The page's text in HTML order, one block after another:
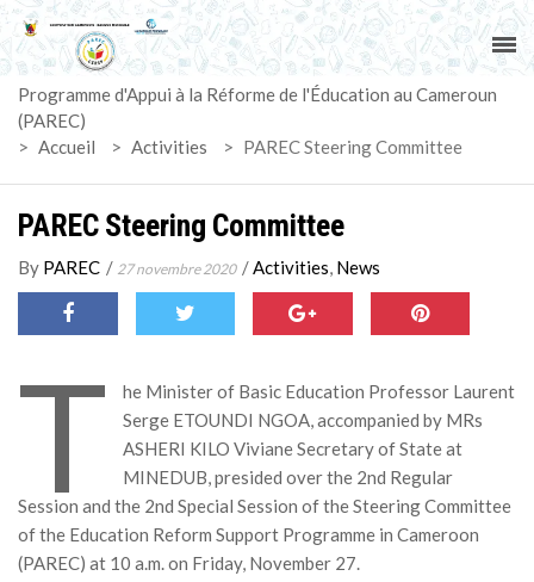
ACCUEIL
PAREC
ACTUALITÉS
LE CG
ACTIVITÉS
SUIVI-EVALUATION
MÉDIA
Programme d'Appui à la Réforme de l'Éducation au Cameroun
(PAREC)
> Accueil > Activities > PAREC Steering Committee
PAREC Steering Committee
By PAREC / 27 novembre 2020 /Activities, News
T
he Minister of Basic Education Professor Laurent
Serge ETOUNDI NGOA, accompanied by MRs
ASHERI KILO Viviane Secretary of State at
MINEDUB, presided over the 2nd Regular
Session and the 2nd Special Session of the Steering Committee
of the Education Reform Support Programme in Cameroon
(PAREC) at 10 a.m. on Friday, November 27.